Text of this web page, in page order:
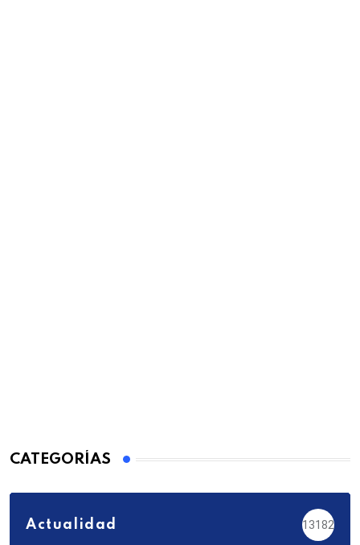
CATEGORÍAS
Actualidad 13182